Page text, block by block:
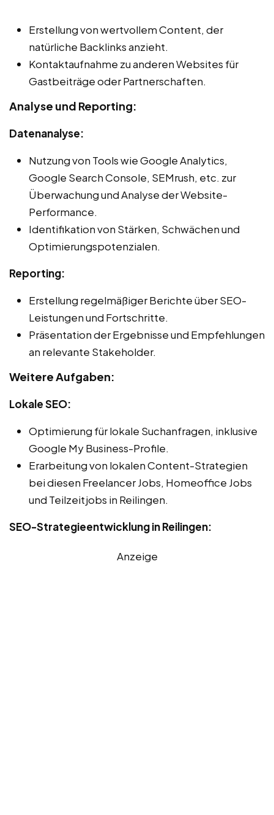
Erstellung von wertvollem Content, der
natürliche Backlinks anzieht.
Kontaktaufnahme zu anderen Websites für
Gastbeiträge oder Partnerschaften.
Analyse und Reporting:
Datenanalyse:
Nutzung von Tools wie Google Analytics,
Google Search Console, SEMrush, etc. zur
Überwachung und Analyse der Website-
Performance.
Identifikation von Stärken, Schwächen und
Optimierungspotenzialen.
Reporting:
Erstellung regelmäßiger Berichte über SEO-
Leistungen und Fortschritte.
Präsentation der Ergebnisse und Empfehlungen
an relevante Stakeholder.
Weitere Aufgaben:
Lokale SEO:
Optimierung für lokale Suchanfragen, inklusive
Google My Business-Profile.
Erarbeitung von lokalen Content-Strategien
bei diesen Freelancer Jobs, Homeoffice Jobs
und Teilzeitjobs in Reilingen.
SEO-Strategieentwicklung in Reilingen:
Anzeige